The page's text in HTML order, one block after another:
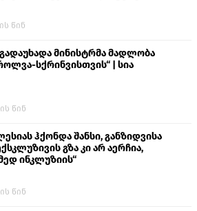
წინ
მინისტრმა მადლობა
სქრინვისთვის“ | სია
წინ
ჰქონდა შანსი, განზიდვისა
გზა კი არ აერჩია,
ინკლუზიის“
წინ